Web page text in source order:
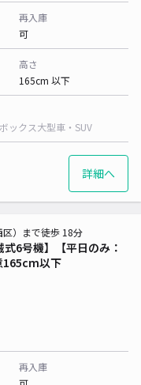
再入庫
可
高さ
165cm 以下
ックス大型車・SUV
詳細へ
6号機】【平日のみ：
以下
）まで徒歩 18分
再入庫